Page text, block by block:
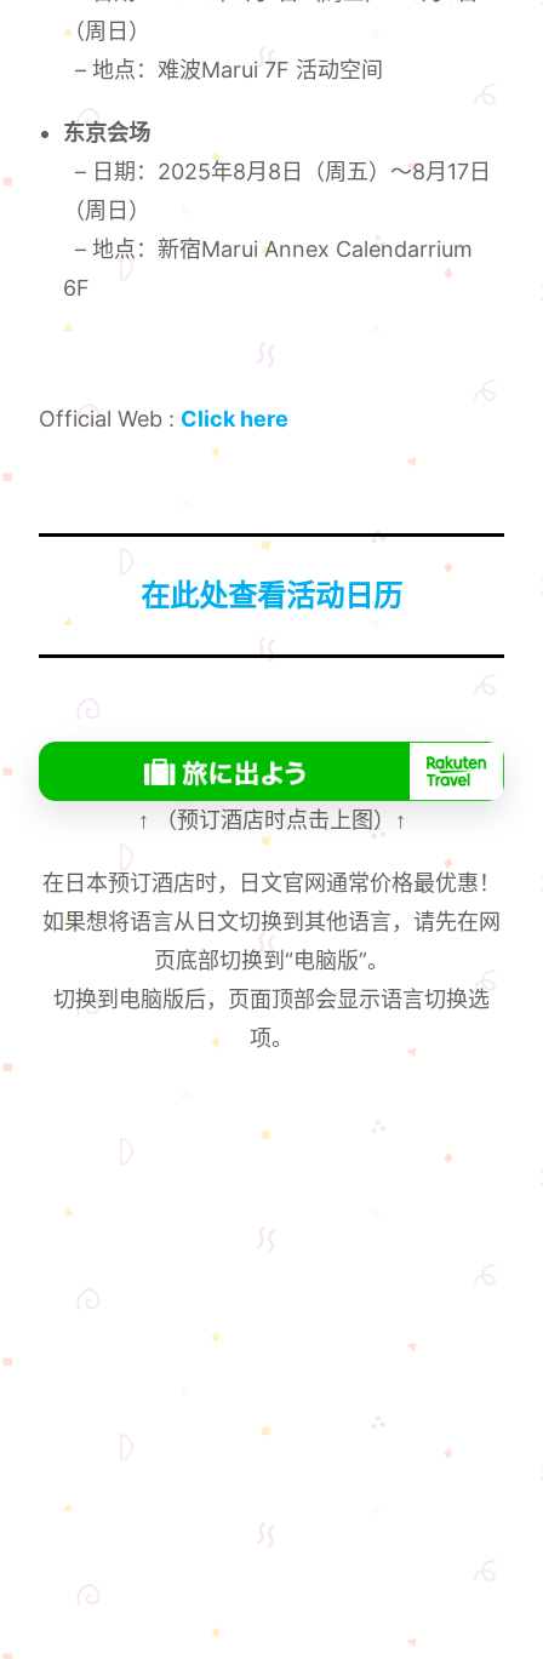
（周日）
– 地点：难波Marui 7F 活动空间
东京会场
– 日期：2025年8月8日（周五）～8月17日
（周日）
– 地点：新宿Marui Annex Calendarrium
6F
Official Web : Click here
在此处查看活动日历
↑ （预订酒店时点击上图） ↑
在日本预订酒店时，日文官网通常价格最优惠！
如果想将语言从日文切换到其他语言，请先在网
页底部切换到“电脑版”。
切换到电脑版后，页面顶部会显示语言切换选
项。